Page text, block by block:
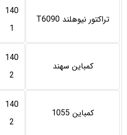
تراکتور نیوهلند T6090
140
1
کمباین سهند
140
2
کمباین 1055
140
2